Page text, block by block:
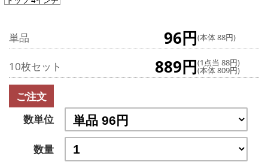
単品 96円(本体 88円)
10枚セット 889円(1点当 88円)
(本体 809円)
ご注文
数単位
数量